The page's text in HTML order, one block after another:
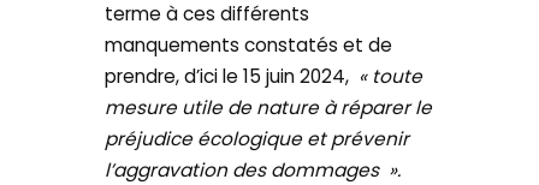
terme à ces différents
manquements constatés et de
prendre, d’ici le 15 juin 2024, « toute
mesure utile de nature à réparer le
préjudice écologique et prévenir
l’aggravation des dommages ».